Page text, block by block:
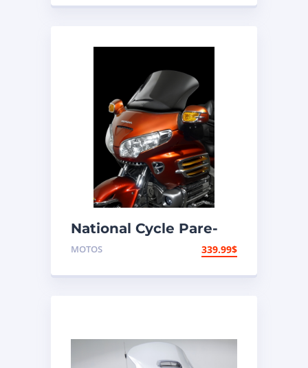
National Cycle Pare-
brise aéroacoustique
MOTOS 339.99$